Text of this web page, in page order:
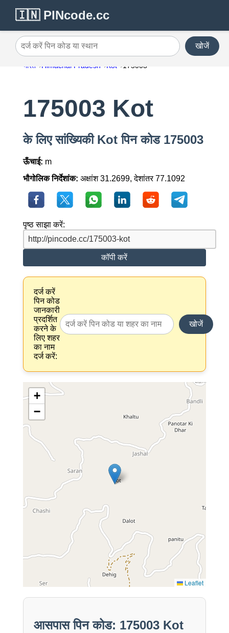
🇮🇳 PINcode.cc
दर्ज करें पिन कोड या स्थान खोजें
भारत Himachal Pradesh Kot 175003
175003 Kot
के लिए सांख्यिकी Kot पिन कोड 175003
ऊँचाई: m
भौगोलिक निर्देशांक: अक्षांश 31.2699, देशांतर 77.1092
पृष्ठ साझा करें:
कॉपी करें
दर्ज करें
पिन कोड
जानकारी
प्रदर्शित
करने के
लिए शहर
का नाम
दर्ज करें:
खोजें
+
−
Leaflet
आसपास पिन कोड: 175003 Kot